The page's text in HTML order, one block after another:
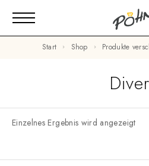
Start Shop Produkte
Einzelnes Ergebnis wird angezeigt